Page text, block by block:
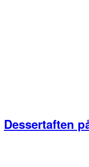
Dessertaften